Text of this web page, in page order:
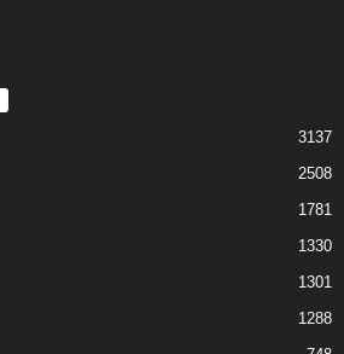
3137
2508
1781
1330
1301
1288